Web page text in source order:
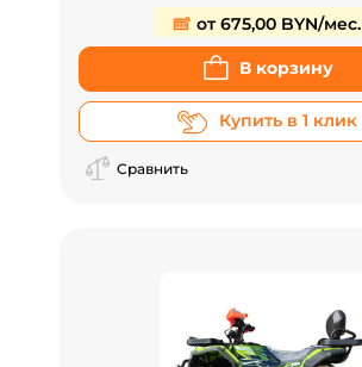
от 675,00 BYN/мес.
В корзину
Купить в 1 клик
Сравнить